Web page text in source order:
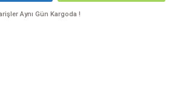
Aynı Gün Kargoda !